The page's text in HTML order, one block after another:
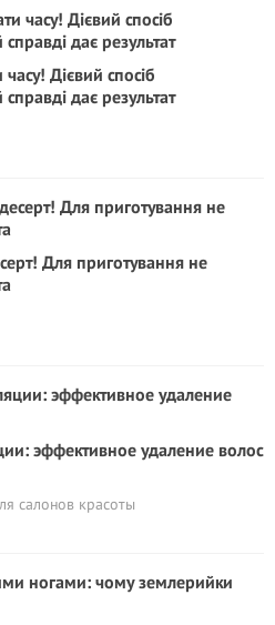
Дієвий спосіб
дає результат
Для приготування не
эффективное удаление волос
салонов красоты